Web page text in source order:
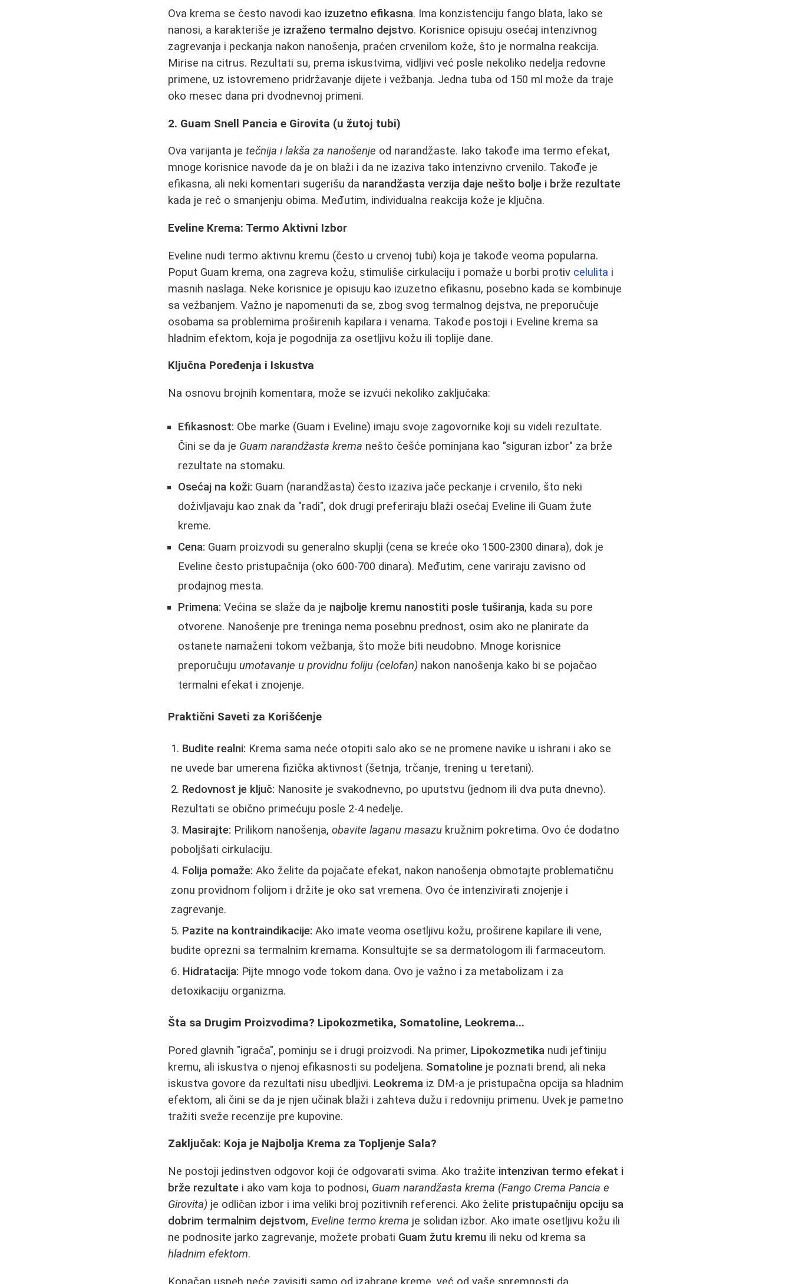
Ova krema se često navodi kao izuzetno efikasna. Ima konzistenciju fango blata, lako se
nanosi, a karakteriše je izraženo termalno dejstvo. Korisnice opisuju osećaj intenzivnog
zagrevanja i peckanja nakon nanošenja, praćen crvenilom kože, što je normalna reakcija.
Mirise na citrus. Rezultati su, prema iskustvima, vidljivi već posle nekoliko nedelja redovne
primene, uz istovremeno pridržavanje dijete i vežbanja. Jedna tuba od 150 ml može da traje
oko mesec dana pri dvodnevnoj primeni.
2. Guam Snell Pancia e Girovita (u žutoj tubi)
Ova varijanta jetečnija i lakša za nanošenje od narandžaste. Iako takođe ima termo efekat,
mnoge korisnice navode da je on blaži i da ne izaziva tako intenzivno crvenilo. Takođe je
efikasna, ali neki komentari sugerišu da narandžasta verzija daje nešto bolje i brže rezultate
kada je reč o smanjenju obima. Međutim, individualna reakcija kože je ključna.
Eveline Krema: Termo Aktivni Izbor
Eveline nudi termo aktivnu kremu (često u crvenoj tubi) koja je takođe veoma popularna.
Poput Guam krema, ona zagreva kožu, stimuliše cirkulaciju i pomaže u borbi protiv celulita i
masnih naslaga. Neke korisnice je opisuju kao izuzetno efikasnu, posebno kada se kombinuje
sa vežbanjem. Važno je napomenuti da se, zbog svog termalnog dejstva, ne preporučuje
osobama sa problemima proširenih kapilara i venama. Takođe postoji i Eveline krema sa
hladnim efektom, koja je pogodnija za osetljivu kožu ili toplije dane.
Ključna Poređenja i Iskustva
Na osnovu brojnih komentara, može se izvući nekoliko zaključaka:
Efikasnost: Obe marke (Guam i Eveline) imaju svoje zagovornike koji su videli rezultate.
Čini se da je Guam narandžasta krema nešto češće pominjana kao "siguran izbor" za brže
rezultate na stomaku.
Osećaj na koži: Guam (narandžasta) često izaziva jače peckanje i crvenilo, što neki
doživljavaju kao znak da "radi", dok drugi preferiraju blaži osećaj Eveline ili Guam žute
kreme.
Cena: Guam proizvodi su generalno skuplji (cena se kreće oko 1500-2300 dinara), dok je
Eveline često pristupačnija (oko 600-700 dinara). Međutim, cene variraju zavisno od
prodajnog mesta.
Primena: Većina se slaže da je najbolje kremu nanostiti posle tuširanja, kada su pore
otvorene. Nanošenje pre treninga nema posebnu prednost, osim ako ne planirate da
ostanete namaženi tokom vežbanja, što može biti neudobno. Mnoge korisnice
preporučuju umotavanje u providnu foliju (celofan) nakon nanošenja kako bi se pojačao
termalni efekat i znojenje.
Praktični Saveti za Korišćenje
Budite realni: Krema sama neće otopiti salo ako se ne promene navike u ishrani i ako se
ne uvede bar umerena fizička aktivnost (šetnja, trčanje, trening u teretani).
Redovnost je ključ: Nanosite je svakodnevno, po uputstvu (jednom ili dva puta dnevno).
Rezultati se obično primećuju posle 2-4 nedelje.
Masirajte: Prilikom nanošenja,obavite laganu masazu kružnim pokretima. Ovo će dodatno
poboljšati cirkulaciju.
Folija pomaže: Ako želite da pojačate efekat, nakon nanošenja obmotajte problematičnu
zonu providnom folijom i držite je oko sat vremena. Ovo će intenzivirati znojenje i
zagrevanje.
Pazite na kontraindikacije: Ako imate veoma osetljivu kožu, proširene kapilare ili vene,
budite oprezni sa termalnim kremama. Konsultujte se sa dermatologom ili farmaceutom.
Hidratacija: Pijte mnogo vode tokom dana. Ovo je važno i za metabolizam i za
detoxikaciju organizma.
Šta sa Drugim Proizvodima? Lipokozmetika, Somatoline, Leokrema...
Pored glavnih "igrača", pominju se i drugi proizvodi. Na primer, Lipokozmetika nudi jeftiniju
kremu, ali iskustva o njenoj efikasnosti su podeljena. Somatoline je poznati brend, ali neka
iskustva govore da rezultati nisu ubedljivi. Leokrema iz DM-a je pristupačna opcija sa hladnim
efektom, ali čini se da je njen učinak blaži i zahteva dužu i redovniju primenu. Uvek je pametno
tražiti sveže recenzije pre kupovine.
Zaključak: Koja je Najbolja Krema za Topljenje Sala?
Ne postoji jedinstven odgovor koji će odgovarati svima. Ako tražite intenzivan termo efekat i
brže rezultate i ako vam koja to podnosi, Guam narandžasta krema (Fango Crema Pancia e
Girovita) je odličan izbor i ima veliki broj pozitivnih referenci. Ako želite pristupačniju opciju sa
dobrim termalnim dejstvom,Eveline termo krema je solidan izbor. Ako imate osetljivu kožu ili
ne podnosite jarko zagrevanje, možete probati Guam žutu kremu ili neku od krema sa
hladnim efektom.